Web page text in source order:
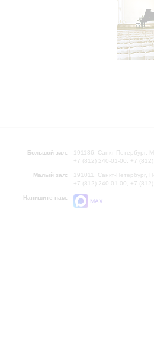
Большой зал:
191186, Санкт-Петербург,
+7 (812) 240-01-00, +7
Малый зал:
191011, Санкт-Петербург,
+7 (812) 240-01-00, +7
Напишите нам:
MAX